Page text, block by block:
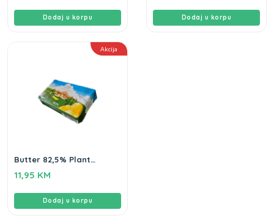
Dodaj u korpu Dodaj u korpu
Akcija
Butter 82,5% Plant
11,95 KM
Dodaj u korpu